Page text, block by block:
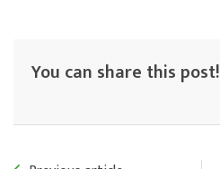
You can share this post!